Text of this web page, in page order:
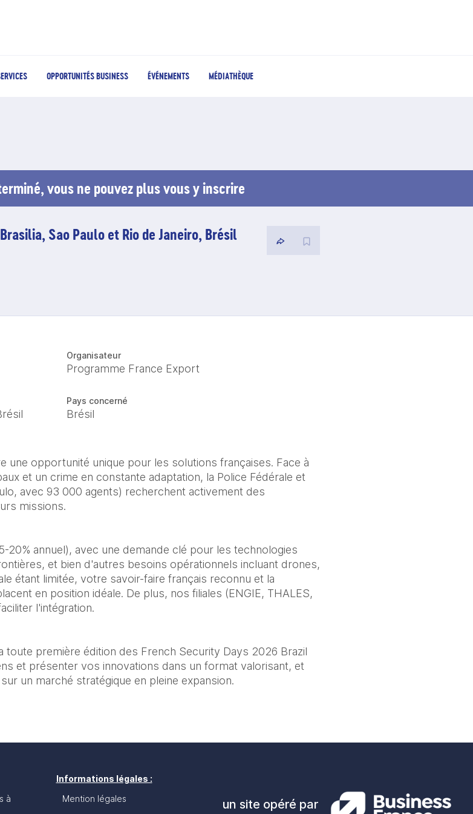
OPPORTUNITÉS BUSINESS ÉVÉNEMENTS MÉDIATHÈQUE
vous ne pouvez plus vous y inscrire
Sao Paulo et Rio de Janeiro, Brésil
Organisateur
Programme France Export
Pays concerné
Brésil
une opportunité unique pour les solutions françaises. Face à
et un crime en constante adaptation, la Police Fédérale et
avec 93 000 agents) recherchent activement des
missions.
20% annuel), avec une demande clé pour les technologies
et bien d'autres besoins opérationnels incluant drones,
étant limitée, votre savoir-faire français reconnu et la
en position idéale. De plus, nos filiales (ENGIE, THALES,
l'intégration.
toute première édition des French Security Days 2026 Brazil
et présenter vos innovations dans un format valorisant, et
un marché stratégique en pleine expansion.
à
Informations légales :
Mention légales
un site opéré par